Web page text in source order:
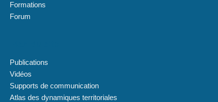
Formations
Forum
Publications
Vidéos
Supports de communication
Atlas des dynamiques territoriales